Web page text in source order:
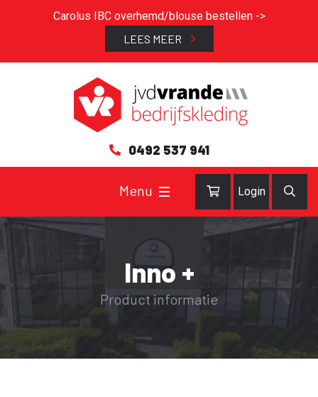
Carolus IBC overhemd/blouse bestellen ->
LEES MEER
0492 537 941
Login
Inno +
Product informatie